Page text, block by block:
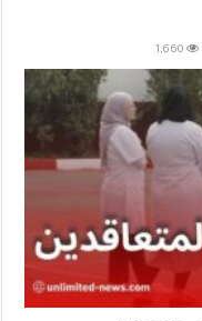
1,660